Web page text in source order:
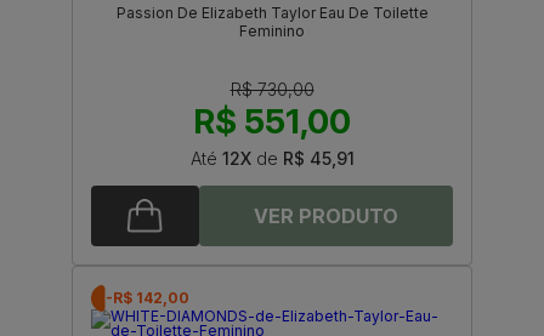
Passion De Elizabeth Taylor Eau De Toilette
Feminino
R$ 730,00
R$ 551,00
Até 12Xde R$ 45,91
-R$ 142,00